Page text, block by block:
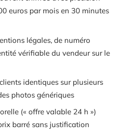
euros par mois en 30 minutes
légales, de numéro
vérifiable du vendeur sur le
identiques sur plusieurs
photos génériques
(« offre valable 24 h »)
barré sans justification